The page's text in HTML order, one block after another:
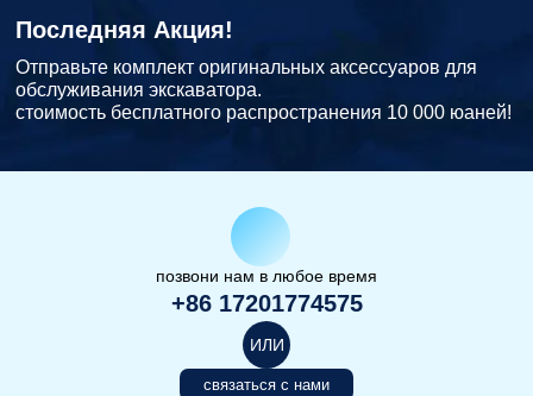
Последняя Акция!
Отправьте комплект оригинальных аксессуаров для
обслуживания экскаватора.
стоимость бесплатного распространения 10 000 юаней!
позвони нам в любое время
+86 17201774575
ИЛИ
связаться с нами